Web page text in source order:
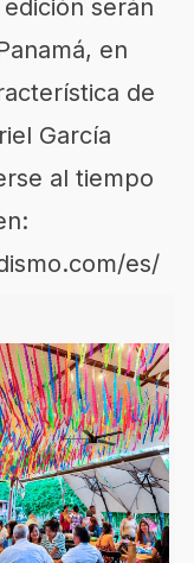
serán
en
de
García
al tiempo
es/